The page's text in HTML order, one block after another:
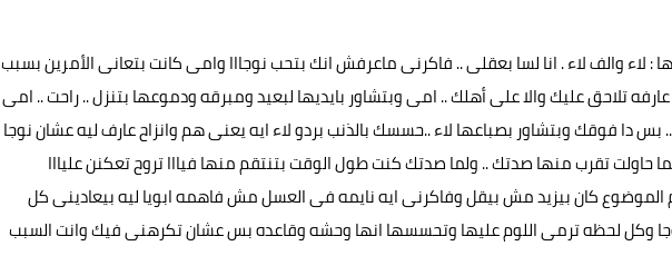
: لاء والف لاء . انا لسا بعقلى .. فاكرنى ماعرفش انك بتحب نوجااا وامى كانت بتعانى الأمرين بسبب
تلاحق عليك والا على أهلك .. امى وبتشاور بايديها لبعيد ومبرقه ودموعها بتنزل .. راحت .. امى
بس دا فوقك وبتشاور بصباعها لاء ..حسسك بالذنب بردو لاء ايه يعنى هم وانزاح عارف ليه عشان نوجا
حاولت تقرب منها صدتك .. ولما صدتك كنت طول الوقت بتنتقم منها فيااا تروح تعكنن عليااا
الموضوع كان بيزيد مش بيقل وفاكرنى ايه نايمه فى العسل مش فاهمه ابويا ليه بيعادينى كل
لحظه ترمى اللوم عليها وتحسسها انها وحشه وقاعده بس عشان تكرهنى فيك وانت السبب